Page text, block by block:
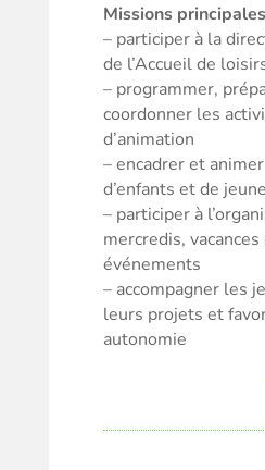
Missions
– participer à la
de l’Accueil de
– programmer,
coordonner les
d’animation
– encadrer et
d’enfants et de
– participer à
mercredis,
événements
– accompagner les
leurs projets et
autonomie